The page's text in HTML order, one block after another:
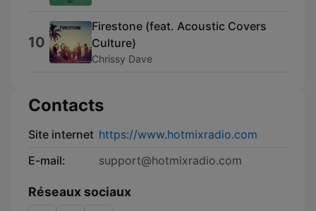
10
Firestone (feat. Acoustic Covers
Culture)
Chrissy Dave
Contacts
Site internet https://www.hotmixradio.com
E-mail:
support@hotmixradio.com
Réseaux sociaux